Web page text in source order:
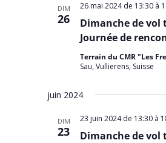
DIM
26
Dimanche de vol
Journée de
26 mai 2024 de 13:30 à
Terrain du CMR "Les
Sau, Vullierens, Suisse
juin 2024
DIM
23
Dimanche de vol
23 juin 2024 de 13:30 à